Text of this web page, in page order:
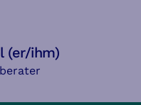
(er/ihm)